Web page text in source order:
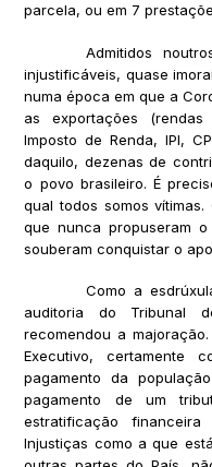
parcela, ou em 7
Admitidos
injustificáveis, quase
numa época em que a
as exportações
Imposto de Renda, IPI,
daquilo, dezenas de
o povo brasileiro. É
qual todos somos
que nunca propuseram
souberam conquistar o
Como a
auditoria do Tribunal
recomendou a
Executivo, certamente
pagamento da
pagamento de um
estratificação
Injustiças como a que